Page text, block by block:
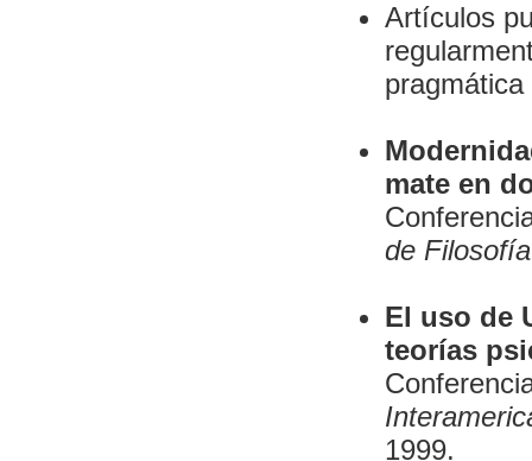
Artículos
mate en
de Filosofía
El uso de
teorías
1999.